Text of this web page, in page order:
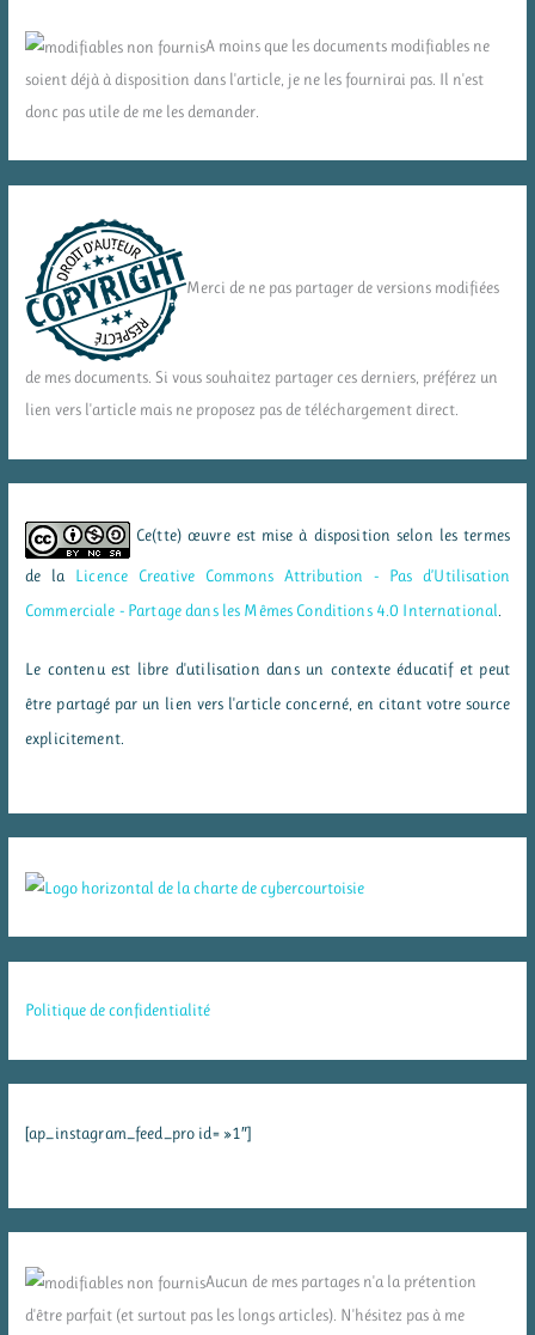
A moins que les documents modifiables ne
soient déjà à disposition dans l'article, je ne les fournirai pas. Il n'est
donc pas utile de me les demander.
Merci de ne pas partager de versions modifiées
de mes documents. Si vous souhaitez partager ces derniers, préférez un
lien vers l'article mais ne proposez pas de téléchargement direct.
Ce(tte) œuvre est mise à disposition selon les termes
de la Licence Creative Commons Attribution - Pas d’Utilisation
Commerciale - Partage dans les Mêmes Conditions 4.0 International.
Le contenu est libre d'utilisation dans un contexte éducatif et peut
être partagé par un lien vers l'article concerné, en citant votre source
explicitement.
Politique de confidentialité
[ap_instagram_feed_pro id= »1″]
Aucun de mes partages n'a la prétention
d'être parfait (et surtout pas les longs articles). N'hésitez pas à me